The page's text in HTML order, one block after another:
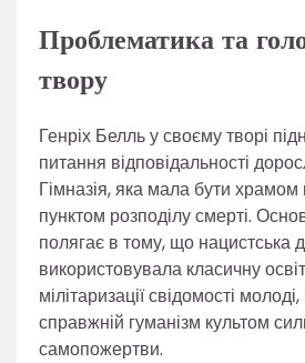
Проблематика та
твору
Генріх Белль у своєму творі
питання відповідальності
Гімназія, яка мала бути храмом
пунктом розподілу смерті.
полягає в тому, що нацистська
використовувала класичну
мілітаризації свідомості
справжній гуманізм культом
самопожертви.